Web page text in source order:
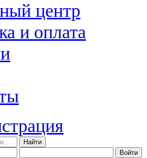
центр
и оплата